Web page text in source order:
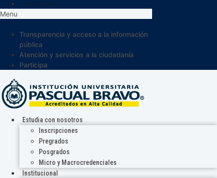
Menu
Transparencia y acceso a la información
pública
Atención y servicios a la ciudadanía
Participa
Estudia con nosotros
Inscripciones
Pregrados
Posgrados
Micro y Macrocredenciales
Institucional